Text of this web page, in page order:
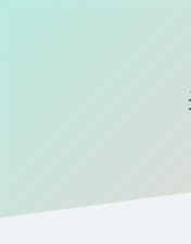
Gizlilik Politikası